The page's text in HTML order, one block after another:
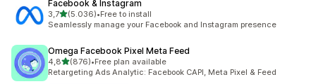
Facebook & Instagram
3,75 yıldız üzerinden
(5.036)
toplam 5036 değerlendirme
•Free to install
Seamlessly manage your Facebook and Instagram presence
Omega Facebook Pixel Meta Feed
4,85 yıldız üzerinden
(876)
toplam 876 değerlendirme
•Free plan available
Retargeting Ads Analytic: Facebook CAPI, Meta Pixel & Feed